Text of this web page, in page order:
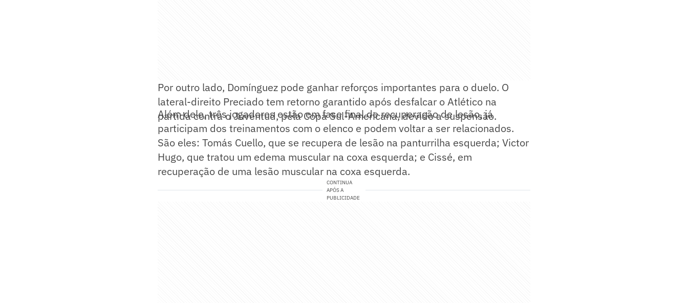
Por outro lado, Domínguez pode ganhar reforços importantes para o duelo. O
lateral-direito Preciado tem retorno garantido após desfalcar o Atlético na
partida contra o Juventud, pela Copa Sul-Americana, devido a suspensão.
Além dele, três jogadores estão em fase final de recuperação de lesão, já
participam dos treinamentos com o elenco e podem voltar a ser relacionados.
São eles: Tomás Cuello, que se recupera de lesão na panturrilha esquerda; Victor
Hugo, que tratou um edema muscular na coxa esquerda; e Cissé, em
recuperação de uma lesão muscular na coxa esquerda.
CONTINUA
APÓS A
PUBLICIDADE